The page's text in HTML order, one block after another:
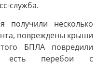
служба.
получили несколько
повреждены крыши
БПЛА повредили
есть перебои с